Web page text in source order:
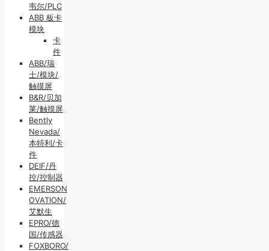
韦尔/PLC
ABB 板卡
模块
卡
件
ABB/瑞
士/模块/
触摸屏
B&R/贝加
莱/触摸屏
Bently
Nevada/
本特利/卡
件
DEIF/丹
控/控制器
EMERSON
OVATION/
艾默生
EPRO/德
国/传感器
FOXBORO/